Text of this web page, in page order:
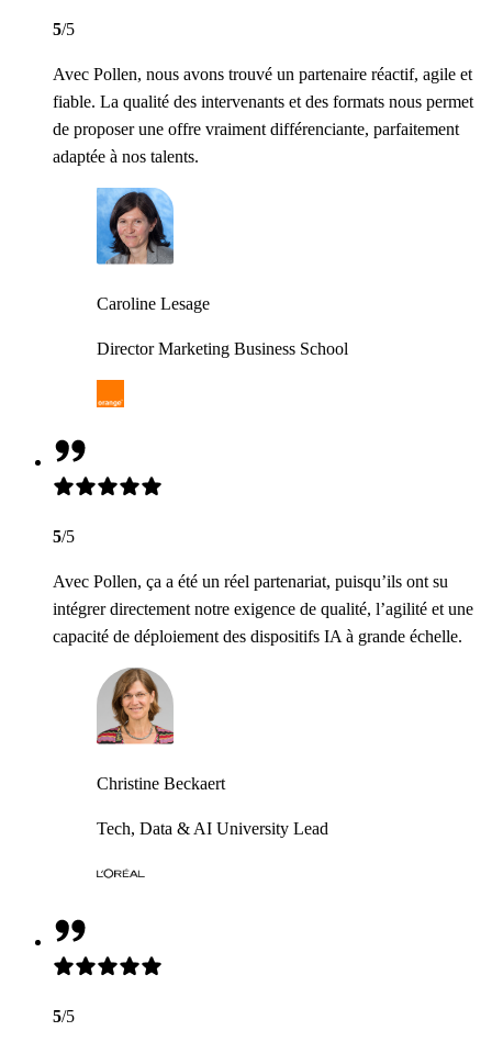
5/5
Avec Pollen, nous avons trouvé un partenaire réactif, agile et
fiable. La qualité des intervenants et des formats nous permet
de proposer une offre vraiment différenciante, parfaitement
adaptée à nos talents.
Caroline Lesage
Director Marketing Business School
5/5
Avec Pollen, ça a été un réel partenariat, puisqu’ils ont su
intégrer directement notre exigence de qualité, l’agilité et une
capacité de déploiement des dispositifs IA à grande échelle.
Christine Beckaert
Tech, Data & AI University Lead
5/5